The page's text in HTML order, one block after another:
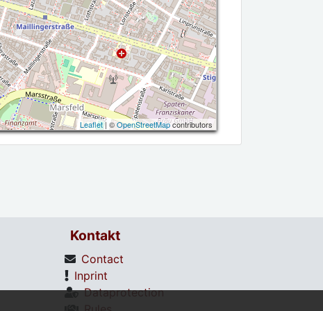
Leaflet| ©OpenStreetMapcontributors
Kontakt
Contact
Inprint
Dataprotection